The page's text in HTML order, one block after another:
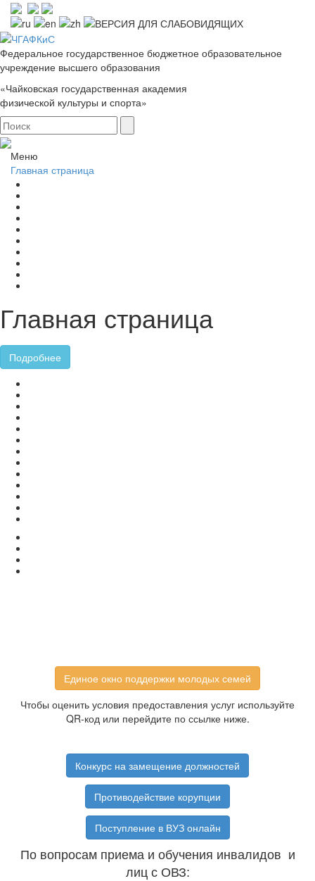
Федеральное государственное бюджетное образовательное
учреждение высшего образования
«Чайковская государственная академия
физической культуры и спорта»
Меню
Главная страница
Главная страница
Подробнее
Единое окно поддержки молодых семей
Чтобы оценить условия предоставления услуг используйте
QR-код или перейдите по ссылке ниже.
Конкурс на замещение должностей
Противодействие корупции
Поступление в ВУЗ онлайн
По вопросам приема и обучения инвалидов и
лиц с ОВЗ: